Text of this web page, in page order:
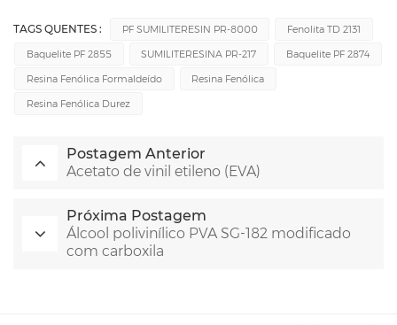
TAGS QUENTES : PF SUMILITERESIN PR-8000
Fenolita TD 2131
Baquelite PF 2855
SUMILITERESINA PR-217
Baquelite PF 2874
Resina Fenólica Formaldeído
Resina Fenólica
Resina Fenólica Durez
Postagem Anterior
Acetato de vinil etileno (EVA)
Próxima Postagem
Álcool polivinílico PVA SG-182 modificado
com carboxila